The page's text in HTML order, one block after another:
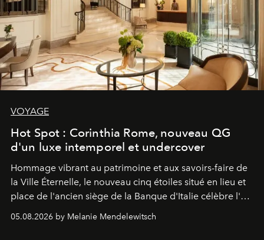
VOYAGE
Hot Spot : Corinthia Rome, nouveau QG
d'un luxe intemporel et undercover
Hommage vibrant au patrimoine et aux savoirs-faire de
la Ville Éternelle, le nouveau cinq étoiles situé en lieu et
place de l'ancien siège de la Banque d'Italie célèbre l'art
de vivre Romain dans toute son élégance intemporelle.
05.08.2026 by Melanie Mendelewitsch